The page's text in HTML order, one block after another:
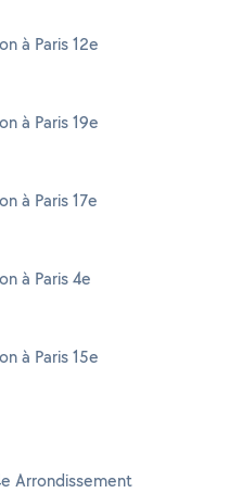
à Paris 12e
à Paris 19e
à Paris 17e
à Paris 4e
à Paris 15e
Arrondissement